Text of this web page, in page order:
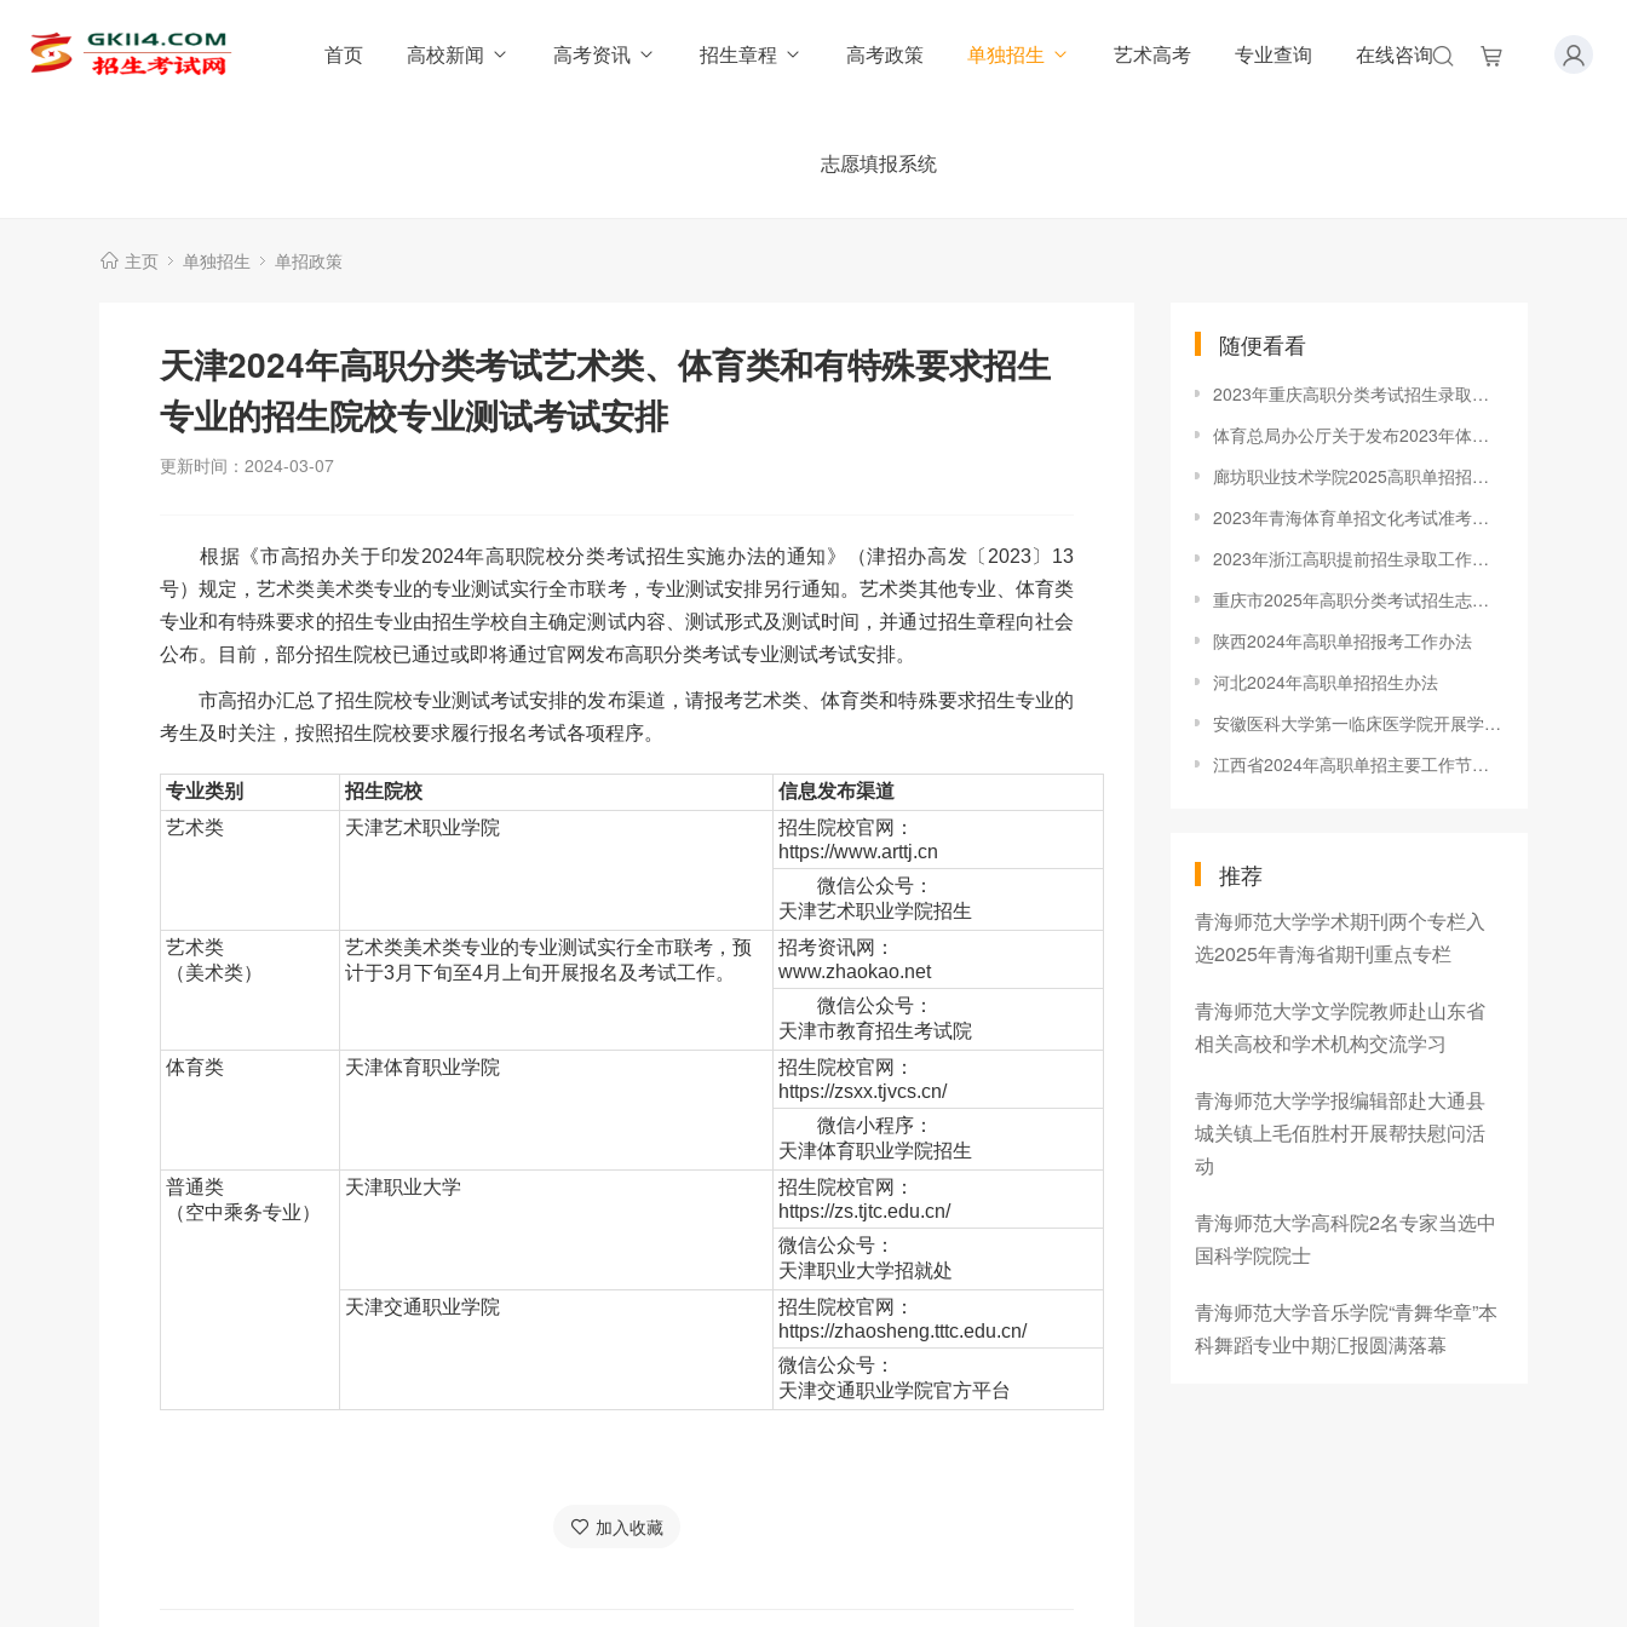
首页 高校新闻 高考资讯 招生章程 高考政策 单独招生 艺术高考 专业查询 在线咨询
志愿填报系统
主页 单独招生 单招政策
天津2024年高职分类考试艺术类、体育类和有特殊要求招生
专业的招生院校专业测试考试安排
更新时间：2024-03-07
根据《市高招办关于印发2024年高职院校分类考试招生实施办法的通知》（津招办高发〔2023〕13
号）规定，艺术类美术类专业的专业测试实行全市联考，专业测试安排另行通知。艺术类其他专业、体育类
专业和有特殊要求的招生专业由招生学校自主确定测试内容、测试形式及测试时间，并通过招生章程向社会
公布。目前，部分招生院校已通过或即将通过官网发布高职分类考试专业测试考试安排。
市高招办汇总了招生院校专业测试考试安排的发布渠道，请报考艺术类、体育类和特殊要求招生专业的
考生及时关注，按照招生院校要求履行报名考试各项程序。
专业类别 招生院校
信息发布渠道
艺术类
天津艺术职业学院
招生院校官网：
https://www.arttj.cn
微信公众号：
天津艺术职业学院招生
艺术类
（美术类）
艺术类美术类专业的专业测试实行全市联考，预
计于3月下旬至4月上旬开展报名及考试工作。
招考资讯网：
www.zhaokao.net
微信公众号：
天津市教育招生考试院
体育类
天津体育职业学院
招生院校官网：
https://zsxx.tjvcs.cn/
微信小程序：
天津体育职业学院招生
普通类
（空中乘务专业）
天津职业大学
招生院校官网：
https://zs.tjtc.edu.cn/
微信公众号：
天津职业大学招就处
天津交通职业学院
招生院校官网：
https://zhaosheng.tttc.edu.cn/
微信公众号：
天津交通职业学院官方平台
加入收藏
随便看看
2023年重庆高职分类考试招生录取信息表 普通类（专本贯通批）
体育总局办公厅关于发布2023年体育单招考生指南的通告
廊坊职业技术学院2025高职单招招生简章
2023年青海体育单招文化考试准考证打印官网入口：www.ydyeducation.com
2023年浙江高职提前招生录取工作安排
重庆市2025年高职分类考试招生志愿填报网上咨询活动明（12）日开始
陕西2024年高职单招报考工作办法
河北2024年高职单招招生办法
安徽医科大学第一临床医学院开展学生返校报到及应急处置演练
江西省2024年高职单招主要工作节点流程图
推荐
青海师范大学学术期刊两个专栏入
选2025年青海省期刊重点专栏
青海师范大学文学院教师赴山东省
相关高校和学术机构交流学习
青海师范大学学报编辑部赴大通县
城关镇上毛佰胜村开展帮扶慰问活
动
青海师范大学高科院2名专家当选中
国科学院院士
青海师范大学音乐学院“青舞华章”本
科舞蹈专业中期汇报圆满落幕